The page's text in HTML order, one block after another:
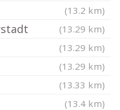
(13.2 km)
(13.29 km)
(13.29 km)
(13.29 km)
(13.33 km)
(13.4 km)